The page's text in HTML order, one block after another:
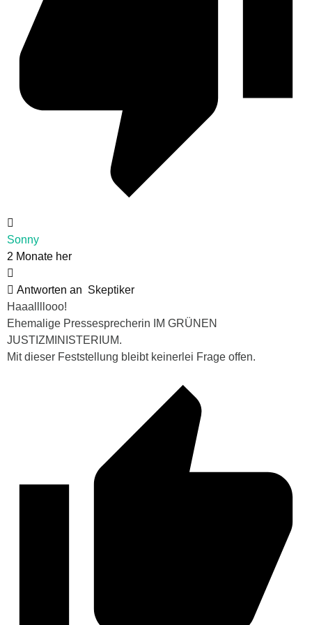
Sonny
2 Monate her
Antworten an Skeptiker
Haaallllooo!
Ehemalige Pressesprecherin IM GRÜNEN
JUSTIZMINISTERIUM.
Mit dieser Feststellung bleibt keinerlei Frage offen.